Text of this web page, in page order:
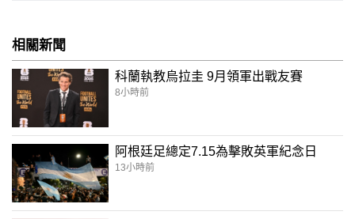
相關新聞
科蘭執教烏拉圭 9月領軍出戰友賽
8小時前
阿根廷足總定7.15為擊敗英軍紀念日
13小時前